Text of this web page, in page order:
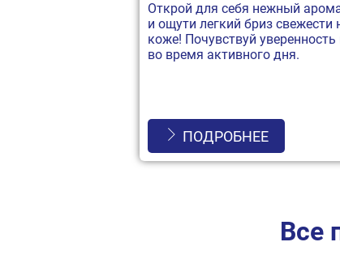
Открой для себя нежный
и ощути легкий бриз свежести
коже! Почувствуй
во время активного дня.
ПОДРОБНЕЕ
Все